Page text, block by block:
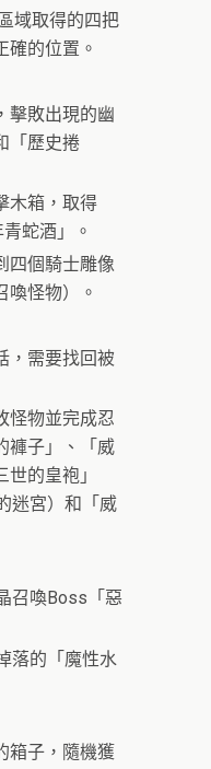
域取得的四把
確的位置。
擊敗出現的幽
「歷史捲
木箱，取得
蛇酒」。
四個騎士雕像
喚怪物）。
，需要找回被
怪物並完成忍
褲子」、「威
的皇袍」
迷宮）和「威
召喚Boss「惡
落的「魔性水
箱子，隨機獲